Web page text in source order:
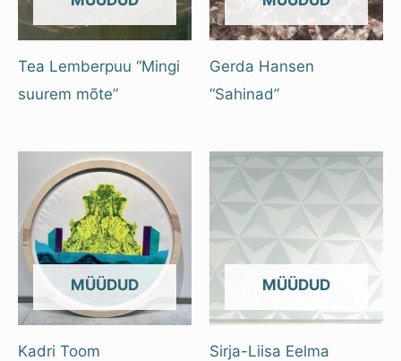
Tea Lemberpuu “Mingi
suurem mõte”
Gerda Hansen
“Sahinad”
OUT OF STOCK
Kadri Toom
OUT OF STOCK
Sirja-Liisa Eelma